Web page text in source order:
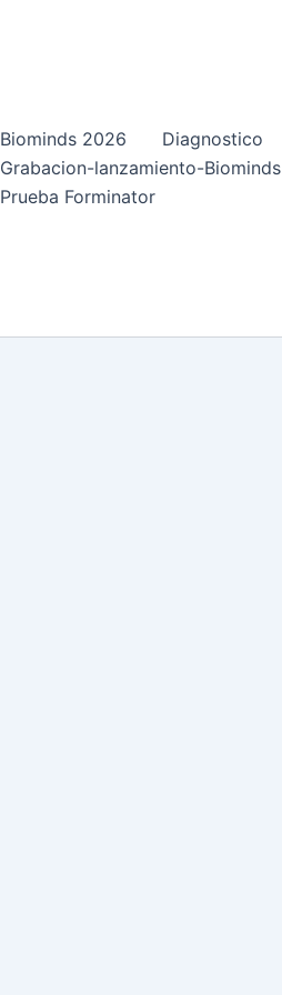
Biominds 2026 Diagnostico
Grabacion-lanzamiento-Biominds
Prueba Forminator